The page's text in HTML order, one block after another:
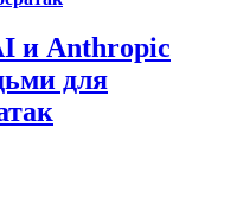
и Anthropic
для